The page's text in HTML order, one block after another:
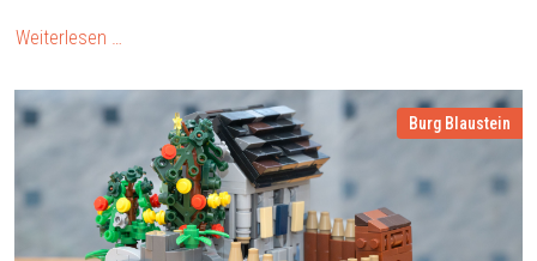
Weiterlesen …
Burg Blaustein